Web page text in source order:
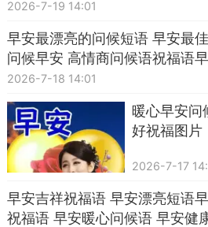
2026-7-19 14:01
早安最漂亮的问候短语 早安最
问候早安 高情商问候语祝福语
2026-7-18 14:01
暖心早安问
好祝福图片
2026-7-17
早安吉祥祝福语 早安漂亮短语
祝福语 早安暖心问候语 早安健